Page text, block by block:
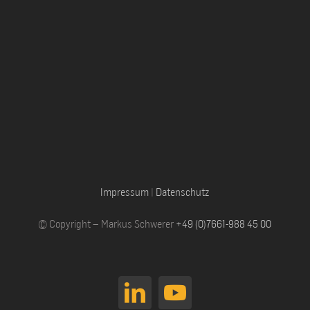
Impressum | Datenschutz
© Copyright – Markus Schwerer +49 (0)7661-988 45 00
LinkedInYouTube